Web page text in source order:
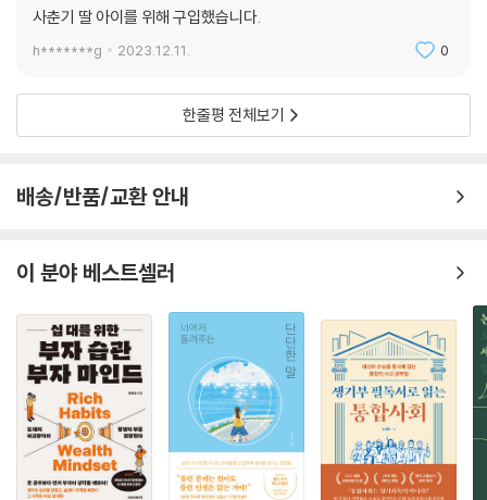
사춘기 딸 아이를 위해 구입했습니다.
h*******g 2023.12.11. 0
한줄평 전체보기
배송/반품/교환 안내
이 분야 베스트셀러